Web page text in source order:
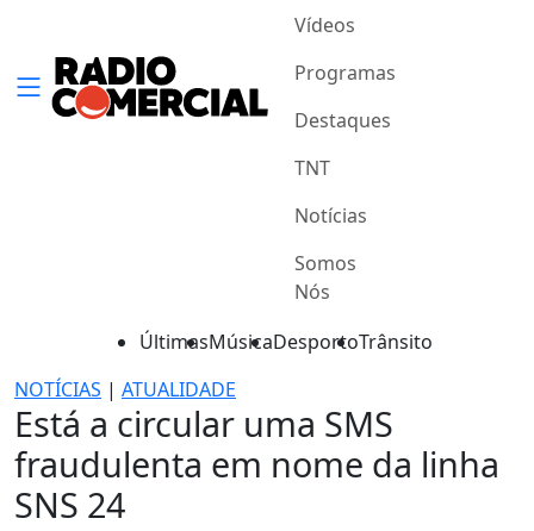
Vídeos
Programas
Destaques
TNT
Notícias
Somos
Nós
ÚltimasMúsicaDesportoTrânsito
NOTÍCIAS | ATUALIDADE
Está a circular uma SMS
fraudulenta em nome da linha
SNS 24